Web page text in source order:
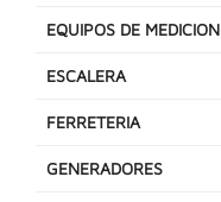
EQUIPOS DE MEDICION
ESCALERA
FERRETERIA
GENERADORES